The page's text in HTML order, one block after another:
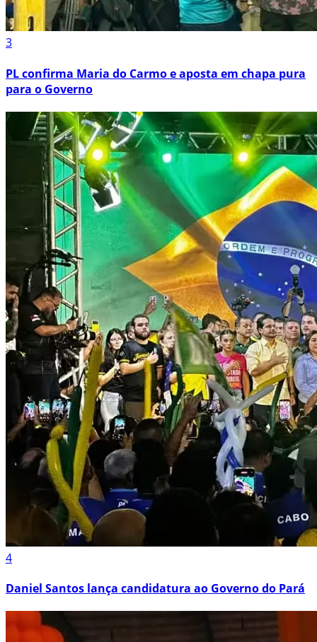
3
PL confirma Maria do Carmo e aposta em chapa pura
para o Governo
4
Daniel Santos lança candidatura ao Governo do Pará